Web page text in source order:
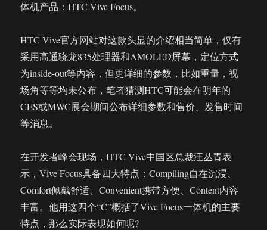
高
端
VR
在
C
端
体机产品：HTC Vive Focus。
HTC Vive官方网站对这款头显的介绍相当简单，仅有
采用高通骁龙835处理器和AMOLED屏幕，定位方式
为inside-out等内容，但更详细的参数，比如重量，视
场角等等均未公布，笔者猜测HTC可能会在明年的
CES或MWC展会期间公布详细参数和售价、发售时间
等消息。
在开发者峰会现场，HTC Vive中国区总裁汪丛青表
示，Vive Focus具备四大特点：Compiling自在沉浸、
Comfort佩戴舒适、Convenient携带方便、Content内容
丰富。他用这四个“C”概括了Vive Focus一体机的主要
特点，那么实际表现如何呢?